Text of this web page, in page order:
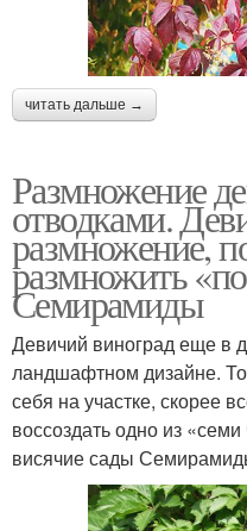
читать дальше →
Размножение
отводками.
размножение,
размножить
Семирамиды
Девичий виноград еще в
ландшафтном дизайне.
себя на участке, скорее
воссоздать одно из
висячие сады